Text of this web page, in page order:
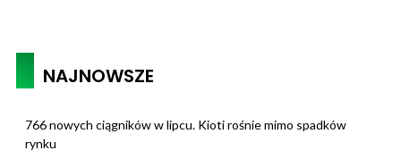
NAJNOWSZE
766 nowych ciągników w lipcu. Kioti rośnie mimo spadków
rynku